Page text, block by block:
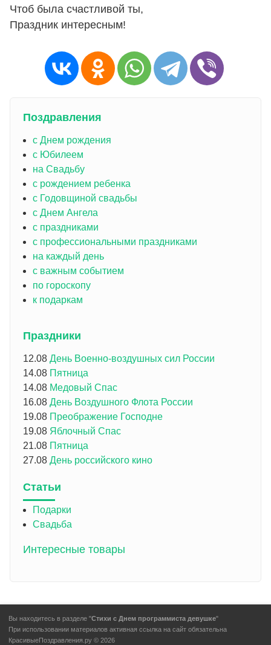
Чтоб была счастливой ты,
Праздник интересным!
Поздравления
с Днем рождения
с Юбилеем
на Свадьбу
с рождением ребенка
с Годовщиной свадьбы
с Днем Ангела
с праздниками
с профессиональными праздниками
на каждый день
с важным событием
по гороскопу
к подаркам
Праздники
12.08 День Военно-воздушных сил России
14.08 Пятница
14.08 Медовый Спас
16.08 День Воздушного Флота России
19.08 Преображение Господне
19.08 Яблочный Спас
21.08 Пятница
27.08 День российского кино
Статьи
Подарки
Свадьба
Интересные товары
Вы находитесь в разделе "Стихи с Днем программиста девушке"
При использовании материалов активная ссылка на сайт обязательна
КрасивыеПоздравления.ру © 2026